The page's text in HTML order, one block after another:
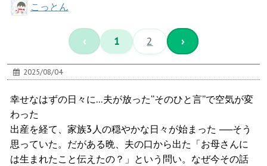
こっとん
‹ 1 2 ›
2025/08/04
幸せなはずの日々に…夫が放った“そのひと言”で空気が変
わった
出産を経て、家族3人の穏やかな日々が始まった ──そう
思っていた。だがある晩、夫の口から出た「お母さんに
は生まれたこと伝えたの？」という問い。なぜ今その話